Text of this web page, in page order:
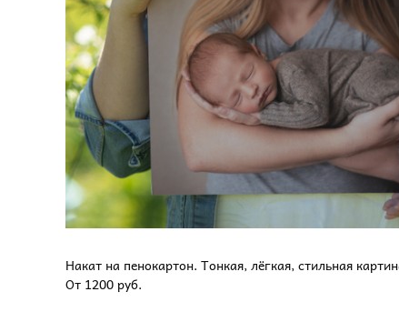
Накат на пенокартон. Тонкая, лёгкая, стильная
От 1200 руб.